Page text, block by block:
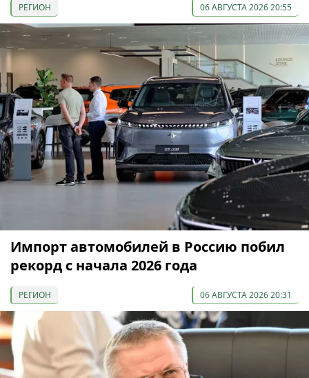
РЕГИОН 06 АВГУСТА 2026 20:55
Импорт автомобилей в Россию побил
рекорд с начала 2026 года
РЕГИОН 06 АВГУСТА 2026 20:31